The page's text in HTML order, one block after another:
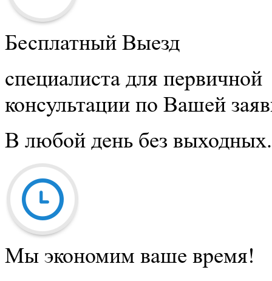
Бесплатный Выезд
специалиста для первичной
консультации по Вашей
В любой день без выходных.
Мы экономим ваше время!